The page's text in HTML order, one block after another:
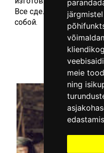
meie
ning
Все сделанные работы
собой.